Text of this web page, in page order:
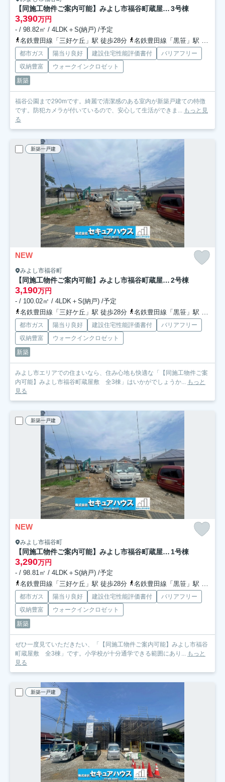
【同施工物件ご案内可能】みよし市福谷町蔵屋敷 全3棟 3号棟
3,390万円
- / 98.82㎡ / 4LDK＋S(納戸) /予定
名鉄豊田線「三好ケ丘」駅 徒歩28分
名鉄豊田線「黒笹」駅 徒歩29分
都市ガス 陽当り良好 建設住宅性能評価書付
バリアフリー
収納豊富
ウォークインクロゼット
新築
福谷公園まで290mです。綺麗で清潔感のある室内が新築戸建ての特徴
です。防犯カメラが付いているので、安心して生活ができま... もっと見
る
新築一戸建
NEW
みよし市福谷町
【同施工物件ご案内可能】みよし市福谷町蔵屋敷 全3棟 2号棟
3,190万円
- / 100.02㎡ / 4LDK＋S(納戸) /予定
名鉄豊田線「三好ケ丘」駅 徒歩28分
名鉄豊田線「黒笹」駅 徒歩29分
都市ガス 陽当り良好 建設住宅性能評価書付
バリアフリー
収納豊富
ウォークインクロゼット
新築
みよし市エリアでの住まいなら、住み心地も快適な「【同施工物件ご案
内可能】みよし市福谷町蔵屋敷 全3棟」はいかがでしょうか... もっと
見る
新築一戸建
NEW
みよし市福谷町
【同施工物件ご案内可能】みよし市福谷町蔵屋敷 全3棟 1号棟
3,290万円
- / 98.81㎡ / 4LDK＋S(納戸) /予定
名鉄豊田線「三好ケ丘」駅 徒歩28分
名鉄豊田線「黒笹」駅 徒歩29分
都市ガス 陽当り良好 建設住宅性能評価書付
バリアフリー
収納豊富
ウォークインクロゼット
新築
ぜひ一度見ていただきたい、「【同施工物件ご案内可能】みよし市福谷
町蔵屋敷 全3棟」です。小学校が十分通学できる範囲にあり... もっと
見る
新築一戸建